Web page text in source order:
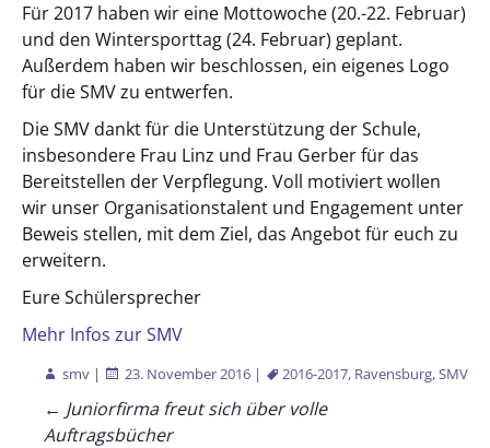
Für 2017 haben wir eine Mottowoche (20.-22. Februar)
und den Wintersporttag (24. Februar) geplant.
Außerdem haben wir beschlossen, ein eigenes Logo
für die SMV zu entwerfen.
Die SMV dankt für die Unterstützung der Schule,
insbesondere Frau Linz und Frau Gerber für das
Bereitstellen der Verpflegung. Voll motiviert wollen
wir unser Organisationstalent und Engagement unter
Beweis stellen, mit dem Ziel, das Angebot für euch zu
erweitern.
Eure Schülersprecher
Mehr Infos zur SMV
smv | 23. November 2016 | 2016-2017, Ravensburg,SMV
Beitragsnavigation
← Juniorfirma freut sich über volle
Auftragsbücher